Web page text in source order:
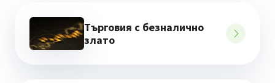
Търговия с безналично
злато